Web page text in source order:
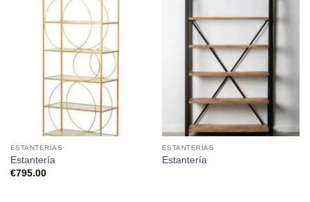
ESTANTERÍAS
Estantería
€795.00
ESTANTERÍAS
Estantería